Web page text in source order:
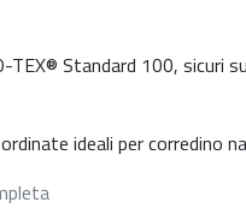
TEX® Standard 100, sicuri
ideali per corredino